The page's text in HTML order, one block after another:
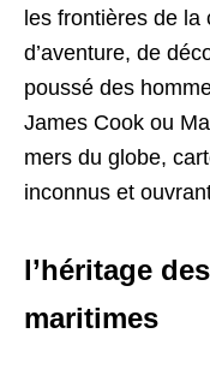
les frontières de
d’aventure, de
poussé des
James Cook ou
mers du globe,
inconnus et
l’héritage
maritimes